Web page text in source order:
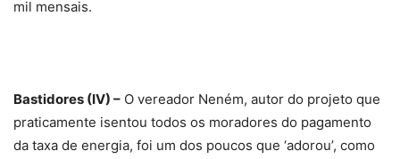
mil mensais.
Bastidores (IV) – O vereador Neném, autor do projeto que
praticamente isentou todos os moradores do pagamento
da taxa de energia, foi um dos poucos que ‘adorou’, como